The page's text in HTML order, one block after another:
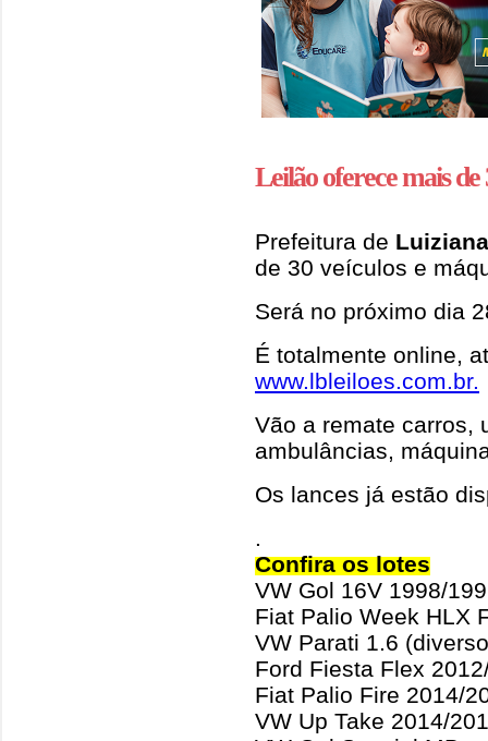
Leilão oferece mais de
Prefeitura de Luiziana
de 30 veículos e
Será no próximo dia
É totalmente online,
www.lbleiloes.com.br.
Vão a remate carros,
ambulâncias,
Os lances já estão
.
Confira os lotes
VW Gol 16V 1998/
Fiat Palio Week HLX
VW Parati 1.6
Ford Fiesta Flex
Fiat Palio Fire 2014/
VW Up Take 2014/